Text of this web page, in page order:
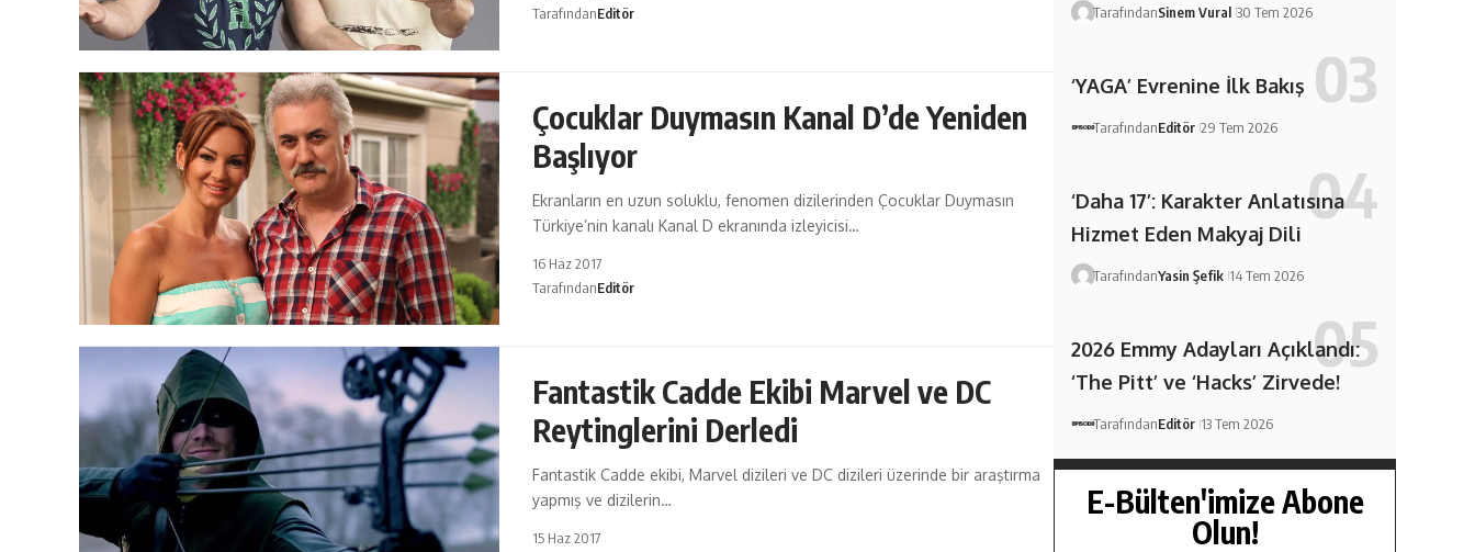
TarafındanEditör
Çocuklar Duymasın Kanal D’de Yeniden
Başlıyor
Ekranların en uzun soluklu, fenomen dizilerinden Çocuklar Duymasın
Türkiye’nin kanalı Kanal D ekranında izleyicisi…
16 Haz 2017
TarafındanEditör
Fantastik Cadde Ekibi Marvel ve DC
Reytinglerini Derledi
Fantastik Cadde ekibi, Marvel dizileri ve DC dizileri üzerinde bir araştırma
yapmış ve dizilerin…
15 Haz 2017
TarafındanSinem Vural 30 Tem 2026
‘YAGA’ Evrenine İlk Bakış
TarafındanEditör 29 Tem 2026
‘Daha 17’: Karakter Anlatısına
Hizmet Eden Makyaj Dili
TarafındanYasin Şefik 14 Tem 2026
2026 Emmy Adayları Açıklandı:
‘The Pitt’ ve ‘Hacks’ Zirvede!
TarafındanEditör 13 Tem 2026
E-Bülten'imize Abone
Olun!